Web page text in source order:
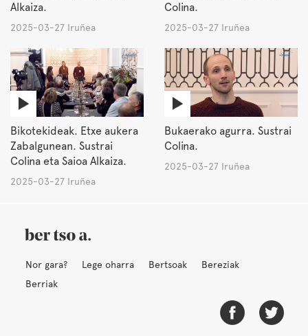
Alkaiza.
2025-03-27 Iruñea
Colina.
2025-03-27 Iruñea
Bikotekideak. Etxe aukera
Zabalgunean. Sustrai
Colina eta Saioa Alkaiza.
2025-03-27 Iruñea
Bukaerako agurra. Sustrai
Colina.
2025-03-27 Iruñea
Nor gara? Lege oharra Bertsoak
Bereziak
Berriak